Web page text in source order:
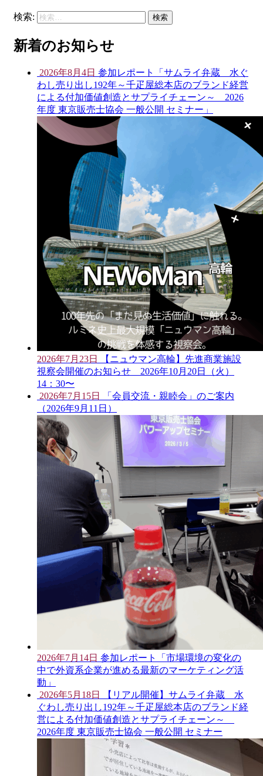
検索:
新着のお知らせ
2026年8月4日 参加レポート「サムライ弁蔵 水ぐ
わし売り出し192年～千疋屋総本店のブランド経営
による付加価値創造とサプライチェーン～ 2026
年度 東京販売士協会 一般公開 セミナー」
2026年7月23日
【ニュウマン高輪】先進商業施設
視察会開催のお知らせ 2026年10月20日（火）
14：30〜
2026年7月15日
「会員交流・親睦会」のご案内
（2026年9月11日）
2026年7月14日 参加レポート「市場環境の変化の
中で外資系企業が進める最新のマーケティング活
動」
2026年5月18日
【リアル開催】サムライ弁蔵 水
ぐわし売り出し192年～千疋屋総本店のブランド経
営による付加価値創造とサプライチェーン～
2026年度 東京販売士協会 一般公開 セミナー